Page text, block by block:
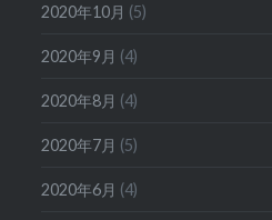
2020年10月 (5)
2020年9月 (4)
2020年8月 (4)
2020年7月 (5)
2020年6月 (4)